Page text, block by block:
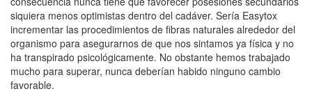
siquiera menos optimistas dentro del cadáver. Serí­a Easytox
incrementar las procedimientos de fibras naturales alrededor del
organismo para asegurarnos de que nos sintamos ya física y no
ha transpirado psicológicamente. No obstante hemos trabajado
mucho para superar, nunca deberían habido ninguno cambio
favorable.